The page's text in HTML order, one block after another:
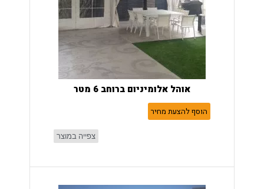
אוהל אלומיניום ברוחב 6 מטר
הוסף להצעת מחיר
צפייה במוצר